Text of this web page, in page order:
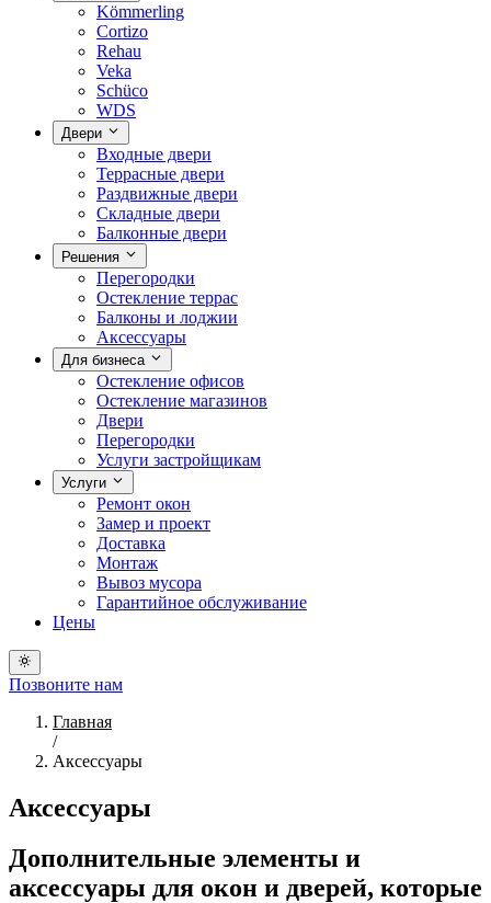
Kömmerling
Cortizo
Rehau
Veka
Schüco
WDS
Двери
Входные двери
Террасные двери
Раздвижные двери
Складные двери
Балконные двери
Решения
Перегородки
Остекление террас
Балконы и лоджии
Аксессуары
Для бизнеса
Остекление офисов
Остекление магазинов
Двери
Перегородки
Услуги застройщикам
Услуги
Ремонт окон
Замер и проект
Доставка
Монтаж
Вывоз мусора
Гарантийное обслуживание
Цены
Позвоните нам
Главная
/
Аксессуары
Аксессуары
Дополнительные элементы и
аксессуары для окон и дверей, которые